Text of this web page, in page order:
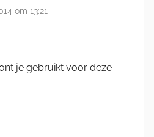
om 13:21
je gebruikt voor deze